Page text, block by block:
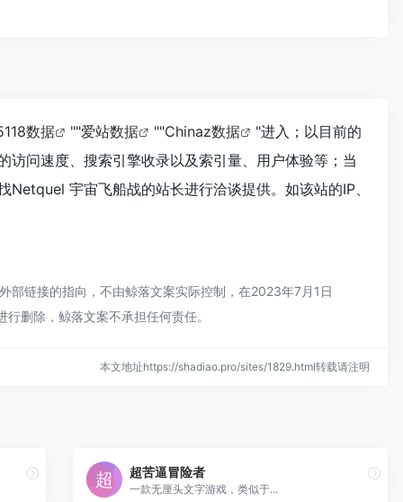
数据 ""爱站数据 ""Chinaz数据
"进入；以目前的
问速度、搜索引擎收录以及索引量、用户体验等；当
宇宙飞船战的站长进行洽谈提供。如该站的IP、
部链接的指向，不由鲸落文案实际控制，在2023年7月1日
删除，鲸落文案不承担任何责任。
本文地址https://shadiao.pro/sites/1829.html转载请注明
超苦逼冒险者
一款无厘头文字游戏，类似于...